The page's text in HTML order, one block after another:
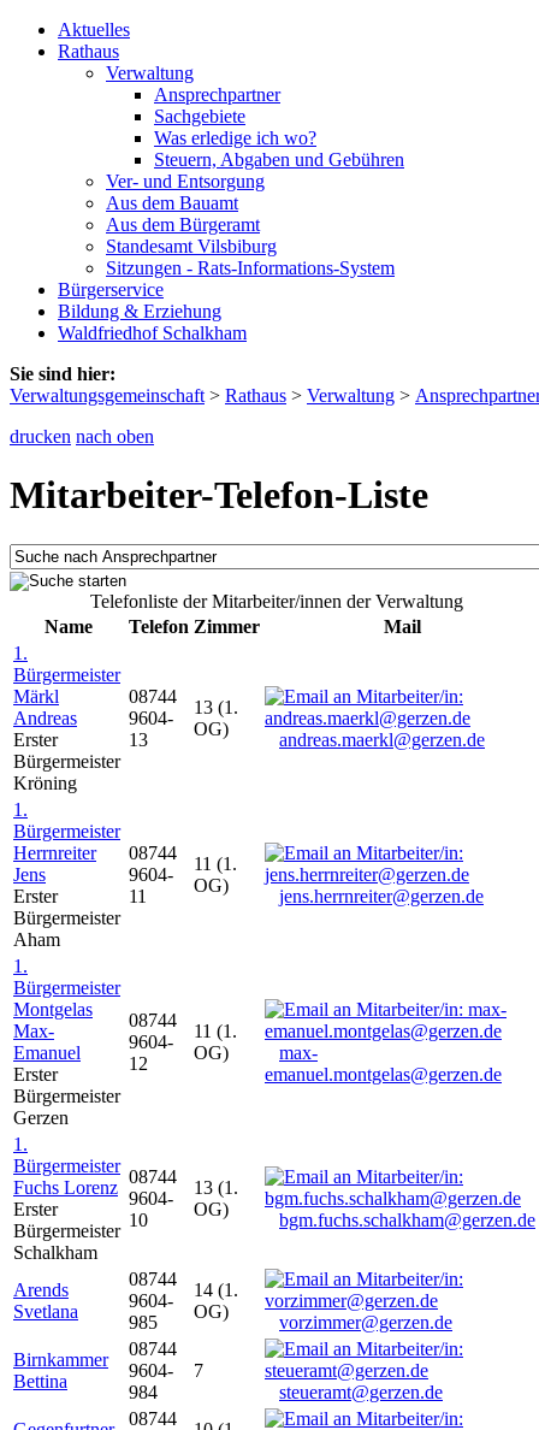
Aktuelles
Rathaus
Verwaltung
Ansprechpartner
Sachgebiete
Was erledige ich wo?
Steuern, Abgaben und Gebühren
Ver- und Entsorgung
Aus dem Bauamt
Aus dem Bürgeramt
Standesamt Vilsbiburg
Sitzungen - Rats-Informations-System
Bürgerservice
Bildung & Erziehung
Waldfriedhof Schalkham
Sie sind hier:
Verwaltungsgemeinschaft > Rathaus > Verwaltung >
drucken nach oben
Mitarbeiter-Telefon-Liste
Telefonliste der Mitarbeiter/innen der Verwaltung
Name
Telefon Zimmer
Mail
1.
Bürgermeister
Märkl
Andreas
Erster
Bürgermeister
Kröning
08744
9604-
13
13 (1.
OG)
andreas.maerkl@gerzen.de
1.
Bürgermeister
Herrnreiter
Jens
Erster
Bürgermeister
Aham
08744
9604-
11
11 (1.
OG)
jens.herrnreiter@gerzen.de
1.
Bürgermeister
Montgelas
Max-
Emanuel
Erster
Bürgermeister
Gerzen
08744
9604-
12
11 (1.
OG)
max-
emanuel.montgelas@gerzen.de
1.
Bürgermeister
Fuchs Lorenz
Erster
Bürgermeister
Schalkham
08744
9604-
10
13 (1.
OG)
bgm.fuchs.schalkham@gerzen.de
Arends
Svetlana
08744
9604-
985
14 (1.
OG)
vorzimmer@gerzen.de
Birnkammer
Bettina
08744
9604-
984
7
steueramt@gerzen.de
08744